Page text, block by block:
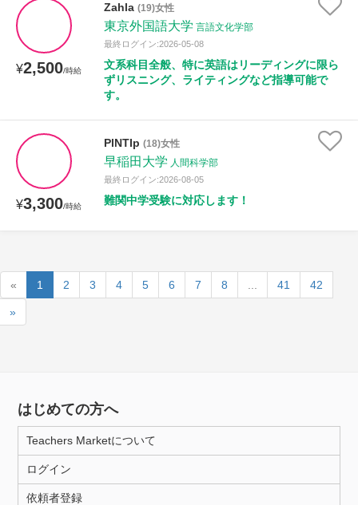
¥2,500/時給
Zahla (19)女性
東京外国語大学 言語文化学部
最終ログイン:2026-05-08
文系科目全般、特に英語はリーディングに限ら
ずリスニング、ライティングなど指導可能で
す。
¥3,300/時給
PlNTIp (18)女性
早稲田大学 人間科学部
最終ログイン:2026-08-05
難関中学受験に対応します！
« 1 2 3 4 5 6 7 8 41 42
»
はじめての方へ
Teachers Marketについて
ログイン
依頼者登録